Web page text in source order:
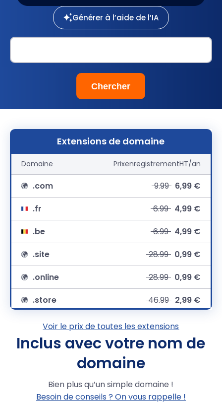
Générer à l’aide de l’IA
Extensions de domaine
Domaine PrixenregistrementHT/an
.com 9.99 6,99 €
.fr
6.99 4,99 €
.be
6.99 4,99 €
.site
28.99 0,99 €
.online
28.99 0,99 €
.store
46.99 2,99 €
.net
9,99 €
.org
12.99
8,49 €
18.99 14,99 €
Voir le prix de toutes les extensions
Inclus avec votre nom de
domaine
Bien plus qu’un simple domaine !
Besoin de conseils ? On vous rappelle !